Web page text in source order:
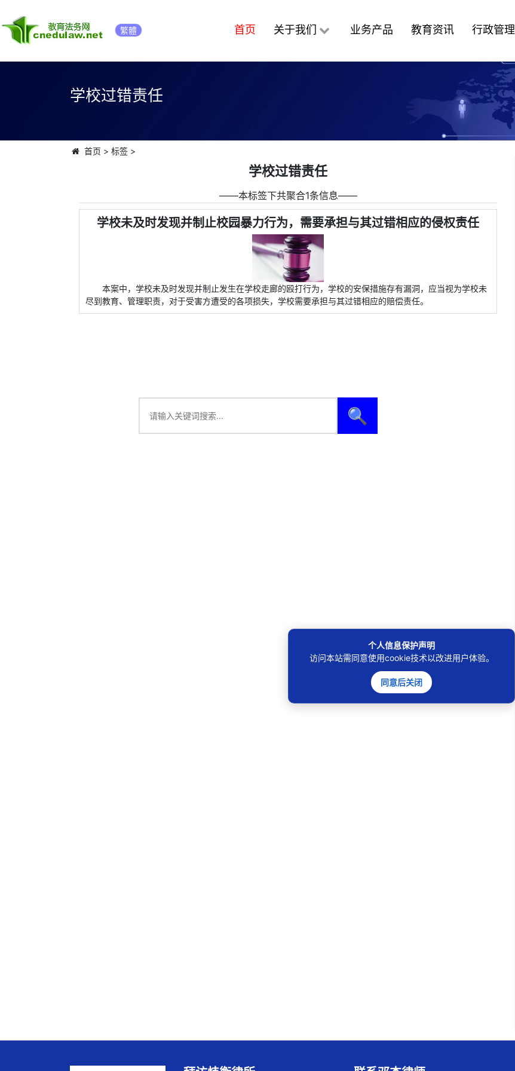
繁體 首页 关于我们 业务产品 教育资讯 行政管理
学校过错责任
首页 > 标签>
学校过错责任
――本标签下共聚合1条信息――
学校未及时发现并制止校园暴力行为，需要承担与其过错相应的侵权责任
本案中，学校未及时发现并制止发生在学校走廊的殴打行为，学校的安保措施存有漏洞，应当视为学校未
尽到教育、管理职责，对于受害方遭受的各项损失，学校需要承担与其过错相应的赔偿责任。
🔍
个人信息保护声明
访问本站需同意使用cookie技术以改进用户体验。
同意后关闭